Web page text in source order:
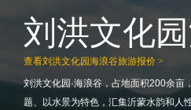
查看刘洪文化园海浪谷旅游报价 >
刘洪文化
刘洪文化园·海浪谷，占地面积200余亩
题、以水景为特色，汇集沂蒙水韵和人